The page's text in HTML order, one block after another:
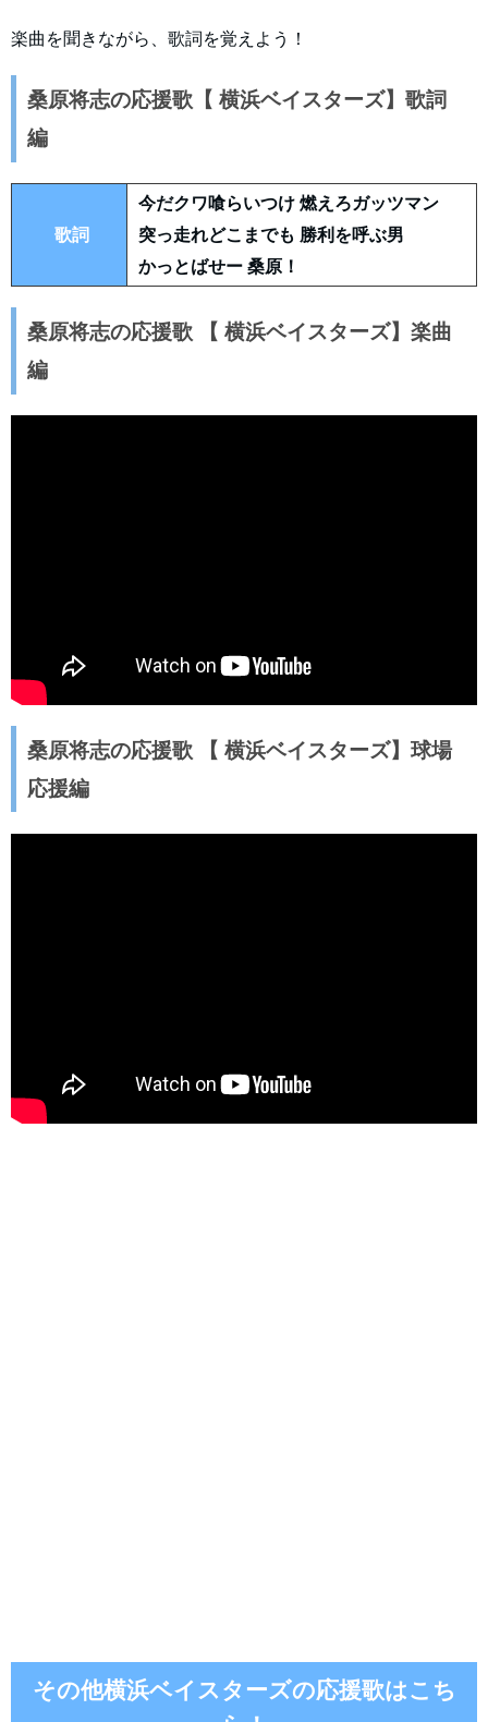
楽曲を聞きながら、歌詞を覚えよう！
桑原将志の応援歌【 横浜ベイスターズ】歌詞
編
歌詞
今だクワ喰らいつけ 燃えろガッツマン
突っ走れどこまでも 勝利を呼ぶ男
かっとばせー 桑原！
桑原将志の応援歌 【 横浜ベイスターズ】楽曲
編
桑原将志の応援歌 【 横浜ベイスターズ】球場
応援編
その他横浜ベイスターズの応援歌はこち